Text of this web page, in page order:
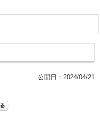
公開日： 2024/04/21